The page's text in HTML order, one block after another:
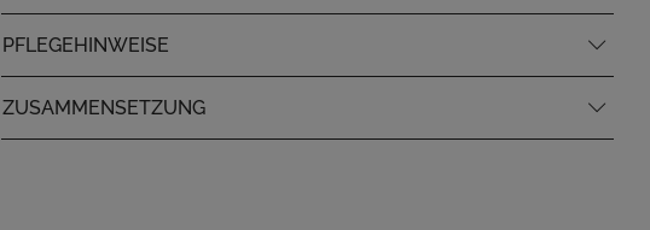
PFLEGEHINWEISE
ZUSAMMENSETZUNG